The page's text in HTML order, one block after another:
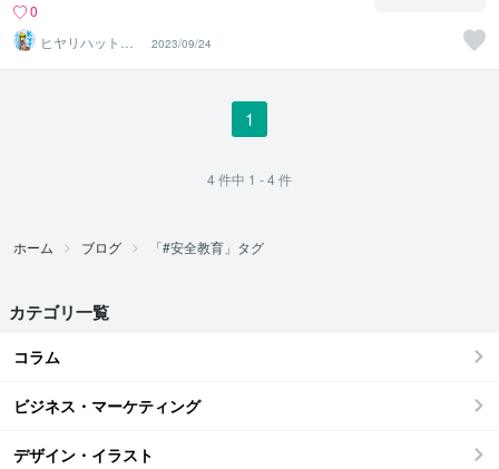
0
ヒヤリハット危
険予知イラスト
屋
2023/09/24
1
4件中 1 - 4件
ホーム ブログ 「#安全教育」タグ
カテゴリ一覧
コラム
ビジネス・マーケティング
デザイン・イラスト